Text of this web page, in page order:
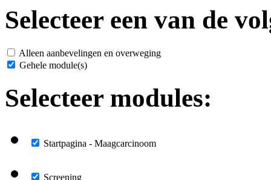
Selecteer een van de
Alleen aanbevelingen en overweging
Gehele module(s)
Selecteer modules:
Startpagina - Maagcarcinoom
Screening